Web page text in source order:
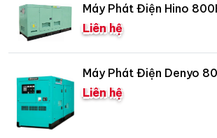
Máy Phát Điện Hino
Liên hệ
Máy Phát Điện Denyo
Liên hệ